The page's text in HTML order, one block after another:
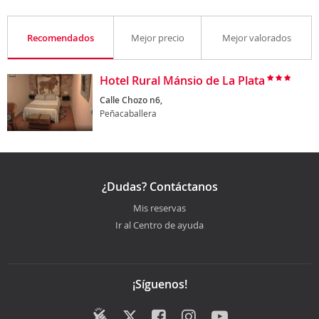
Recomendados Mejor precio Mejor valorados
Hotel Rural Mánsio de La Plata
Calle Chozo n6,
Peñacaballera
¿Dudas? Contáctanos
Mis reservas
Ir al Centro de ayuda
¡Síguenos!